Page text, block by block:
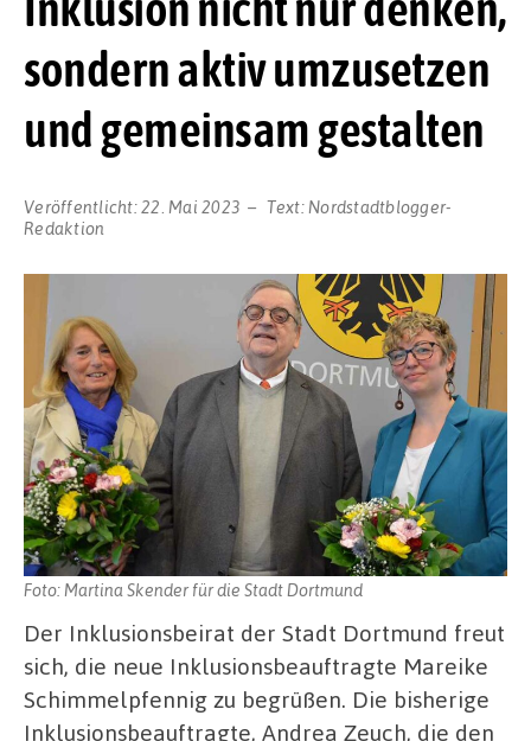
sondern aktiv umzusetzen
und gemeinsam gestalten
Veröffentlicht:22. Mai 2023 Text: Nordstadtblogger-
Redaktion
Foto: Martina Skender für die Stadt Dortmund
Der Inklusionsbeirat der Stadt Dortmund freut
sich, die neue Inklusionsbeauftragte Mareike
Schimmelpfennig zu begrüßen. Die bisherige
Inklusionsbeauftragte, Andrea Zeuch, die den